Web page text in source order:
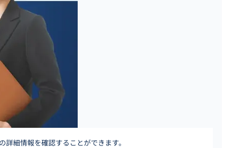
細情報を確認することができます。